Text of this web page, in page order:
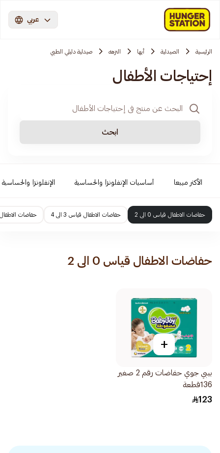
عربي
الرئيسية الصيدلية أبها النزهه صيدلية دليلي الطبي
إحتياجات الأطفال
ابحث
الأكثر مبيعا أساسيات الإنفلونزا والحساسية الإنفلونزا والحساسية
حفاضات الاطفال قياس 0 الى 2 حفاضات الاطفال قياس 3 الى 4 حفاضات الاطفال
حفاضات الاطفال قياس 0 الى 2
+
بيبي جوي حفاضات رقم 2 صغير
136قطعة
123